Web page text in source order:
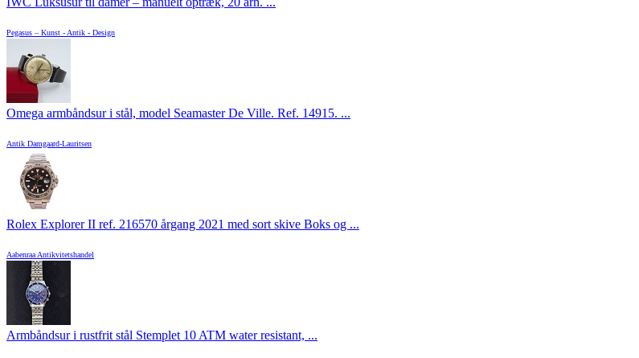
Pegasus – Kunst - Antik - Design
Omega armbåndsur i stål, model Seamaster De Ville. Ref. 14915. ...
Antik Damgaard-Lauritsen
Rolex Explorer II ref. 216570 årgang 2021 med sort skive Boks og ...
Aabenraa Antikvitetshandel
Armbåndsur i rustfrit stål Stemplet 10 ATM water resistant, ...